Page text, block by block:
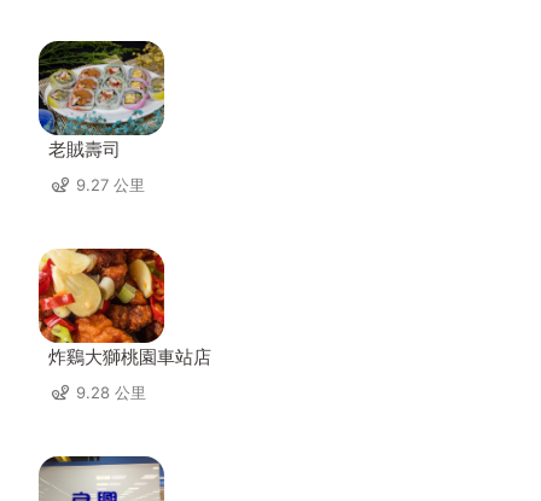
老賊壽司
9.27 公里
炸鷄大獅桃園車站店
9.28 公里